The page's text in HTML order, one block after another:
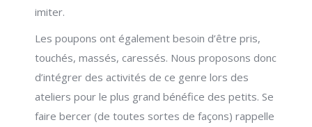
imiter.
Les poupons ont également besoin d’être pris,
touchés, massés, caressés. Nous proposons donc
d’intégrer des activités de ce genre lors des
ateliers pour le plus grand bénéfice des petits. Se
faire bercer (de toutes sortes de façons) rappelle